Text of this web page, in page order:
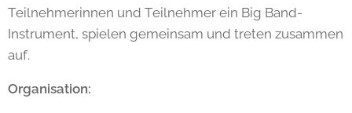
Teilnehmerinnen und Teilnehmer ein Big Band-
Instrument, spielen gemeinsam und treten zusammen
auf.
Organisation: